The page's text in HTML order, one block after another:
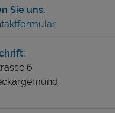
Sie uns:
6